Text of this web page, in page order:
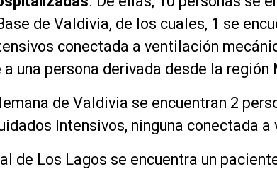
de Valdivia, de los cuales, 1 se
conectada a ventilación
a una persona derivada desde la
de Valdivia se encuentran 2
Intensivos, ninguna conectada
de Los Lagos se encuentra un